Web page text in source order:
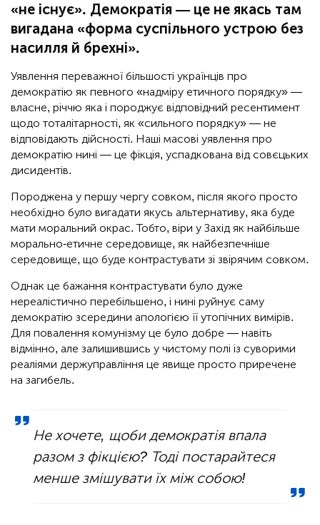
«не існує». Демократія — це не якась там
вигадана «форма суспільного устрою без
насилля й брехні».
Уявлення переважної більшості українців про
демократію як певного «надміру етичного порядку» —
власне, річчю яка і породжує відповідний ресентимент
щодо тоталітарності, як «сильного порядку» — не
відповідають дійсності. Наші масові уявлення про
демократію нині — це фікція, успадкована від совєцьких
дисидентів.
Породжена у першу чергу совком, після якого просто
необхідно було вигадати якусь альтернативу, яка буде
мати моральний окрас. Тобто, віри у Захід як найбільше
морально-етичне середовище, як найбезпечніше
середовище, що буде контрастувати зі звірячим совком.
Однак це бажання контрастувати було дуже
нереалістично перебільшено, і нині руйнує саму
демократію зсередини апологією її утопічних вимірів.
Для повалення комунізму це було добре — навіть
відмінно, але залишившись у чистому полі із суворими
реаліями держуправління це явище просто приречене
на загибель.
Не хочете, щоби демократія впала
разом з фікцією? Тоді постарайтеся
менше змішувати їх між собою!